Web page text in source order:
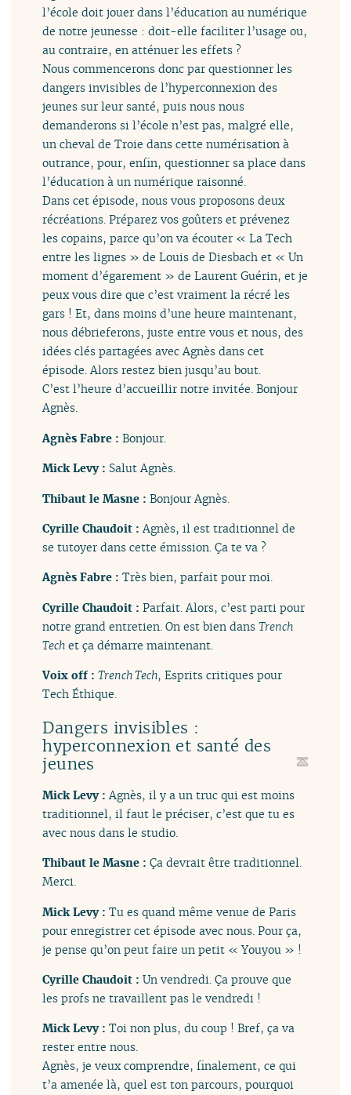
l’école doit jouer dans l’éducation au numérique
de notre jeunesse : doit-elle faciliter l’usage ou,
au contraire, en atténuer les effets ?
Nous commencerons donc par questionner les
dangers invisibles de l’hyperconnexion des
jeunes sur leur santé, puis nous nous
demanderons si l’école n’est pas, malgré elle,
un cheval de Troie dans cette numérisation à
outrance, pour, enfin, questionner sa place dans
l’éducation à un numérique raisonné.
Dans cet épisode, nous vous proposons deux
récréations. Préparez vos goûters et prévenez
les copains, parce qu’on va écouter « La Tech
entre les lignes » de Louis de Diesbach et « Un
moment d’égarement » de Laurent Guérin, et je
peux vous dire que c’est vraiment la récré les
gars ! Et, dans moins d’une heure maintenant,
nous débrieferons, juste entre vous et nous, des
idées clés partagées avec Agnès dans cet
épisode. Alors restez bien jusqu’au bout.
C’est l’heure d’accueillir notre invitée. Bonjour
Agnès.
Agnès Fabre :Bonjour.
Mick Levy : Salut Agnès.
Thibaut le Masne :Bonjour Agnès.
Cyrille Chaudoit :Agnès, il est traditionnel de
se tutoyer dans cette émission. Ça te va ?
Agnès Fabre :Très bien, parfait pour moi.
Cyrille Chaudoit :Parfait. Alors, c’est parti pour
notre grand entretien. On est bien dansTrench
Tech et ça démarre maintenant.
Voix off :Trench Tech, Esprits critiques pour
Tech Éthique.
Dangers invisibles :
hyperconnexion et santé des
jeunes
Mick Levy :Agnès, il y a un truc qui est moins
traditionnel, il faut le préciser, c’est que tu es
avec nous dans le studio.
Thibaut le Masne :Ça devrait être traditionnel.
Merci.
Mick Levy :Tu es quand même venue de Paris
pour enregistrer cet épisode avec nous. Pour ça,
je pense qu’on peut faire un petit « Youyou » !
Cyrille Chaudoit :Un vendredi. Ça prouve que
les profs ne travaillent pas le vendredi !
Mick Levy :Toi non plus, du coup ! Bref, ça va
rester entre nous.
Agnès, je veux comprendre, finalement, ce qui
t’a amenée là, quel est ton parcours, pourquoi